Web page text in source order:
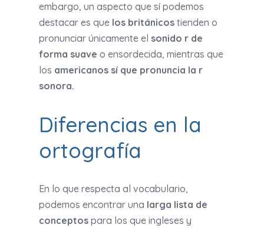
embargo, un aspecto que sí podemos
destacar es que los británicos tienden o
pronunciar únicamente el sonido r de
forma suave o ensordecida, mientras que
los americanos sí que pronuncia la r
sonora.
Diferencias en la
ortografía
En lo que respecta al vocabulario,
podemos encontrar una larga lista de
conceptos para los que ingleses y